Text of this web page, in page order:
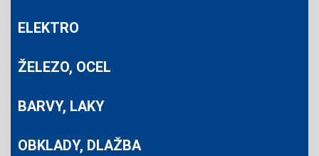
ELEKTRO
ŽELEZO, OCEL
BARVY, LAKY
OBKLADY, DLAŽBA